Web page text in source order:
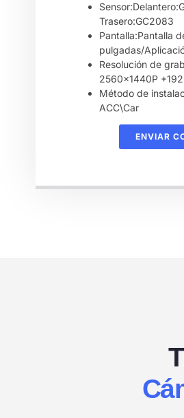
Trasero:GC2083
Pantalla:Pantalla
pulgadas/
Resolución de
2560x1440P
Método de
ACC\Car
ENVIAR